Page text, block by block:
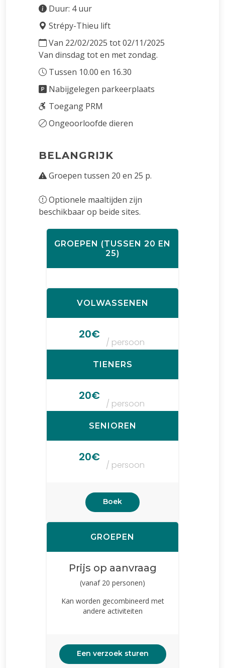
Duur: 4 uur
Strépy-Thieu lift
Van 22/02/2025 tot 02/11/2025
Van dinsdag tot en met zondag.
Tussen 10.00 en 16.30
Nabijgelegen parkeerplaats
Toegang PRM
Ongeoorloofde dieren
BELANGRIJK
Groepen tussen 20 en 25 p.
Optionele maaltijden zijn
beschikbaar op beide sites.
GROEPEN (TUSSEN 20 EN
25)
VOLWASSENEN
20€
/ persoon
TIENERS
20€
/ persoon
SENIOREN
20€
/ persoon
Boek
GROEPEN
Prijs op aanvraag
(vanaf 20 personen)
Kan worden gecombineerd met
andere activiteiten
Een verzoek sturen